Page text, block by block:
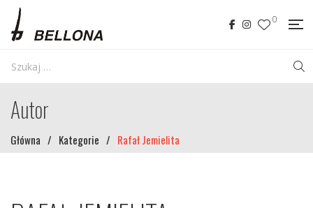
0
Autor
Główna / Kategorie / Rafał Jemielita